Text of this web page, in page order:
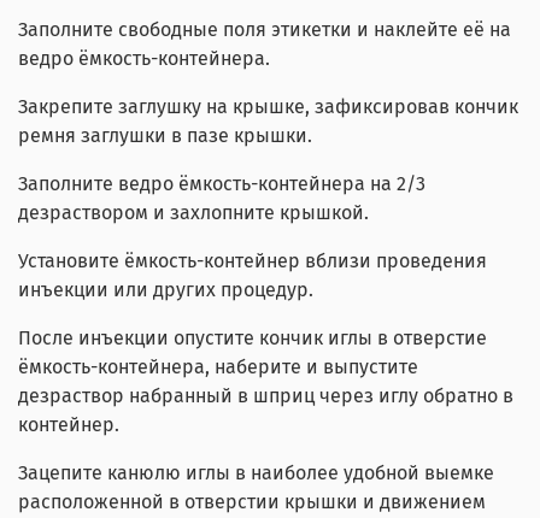
Заполните свободные поля этикетки и наклейте её на
ведро ёмкость-контейнера.
Закрепите заглушку на крышке, зафиксировав кончик
ремня заглушки в пазе крышки.
Заполните ведро ёмкость-контейнера на 2/3
дезраствором и захлопните крышкой.
Установите ёмкость-контейнер вблизи проведения
инъекции или других процедур.
После инъекции опустите кончик иглы в отверстие
ёмкость-контейнера, наберите и выпустите
дезраствор набранный в шприц через иглу обратно в
контейнер.
Зацепите канюлю иглы в наиболее удобной выемке
расположенной в отверстии крышки и движением